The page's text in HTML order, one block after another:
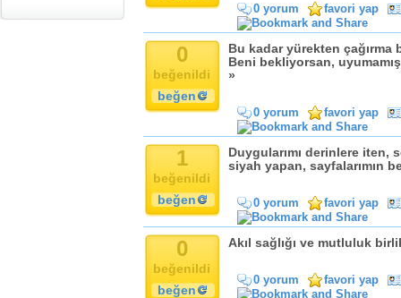
Zaman
0 yorum favori yap
0
beğenildi
beğen
Bu kadar yürekten çağırma
Beni bekliyorsan,
»
0 yorum favori yap
1
beğenildi
beğen
Duygularımı derinlere iten,
siyah yapan, sayfalarımın
0 yorum favori yap
0
beğenildi
beğen
Akıl sağlığı ve mutluluk
0 yorum favori yap